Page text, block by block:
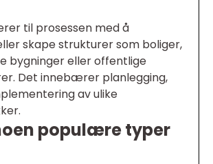
til prosessen med å
skape strukturer som boliger,
bygninger eller offentlige
Det innebærer planlegging,
av ulike
populære typer